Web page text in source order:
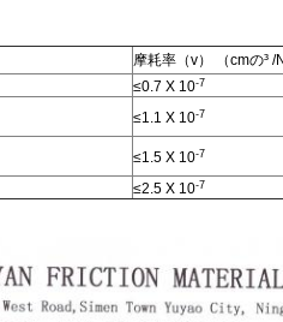
摩耗率（v） （cmの³ /
≤0.7 X 10-7
≤1.1 X 10-7
≤1.5 X 10-7
≤2.5 X 10-7